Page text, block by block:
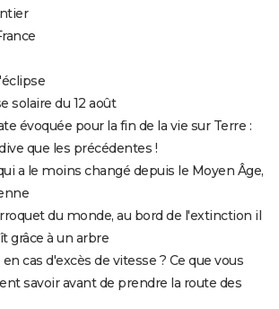
solaire du 12 août
évoquée pour la fin de la vie sur Terre :
que les précédentes !
a le moins changé depuis le Moyen Âge,
du monde, au bord de l'extinction il
grâce à un arbre
cas d'excès de vitesse ? Ce que vous
savoir avant de prendre la route des